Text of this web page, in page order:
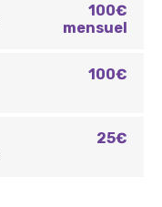
100€
mensuel
100€
25€